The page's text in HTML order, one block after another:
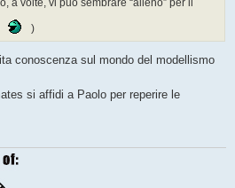
)
conoscenza sul mondo del modellismo
si affidi a Paolo per reperire le